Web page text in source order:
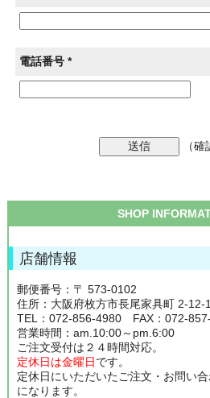
電話番号 *
（確
SHOP
店舗情報
郵便番号：〒 573-0102
住所：大阪府枚方市長尾家具町 2-12-
TEL：072-856-4980 FAX：072-
営業時間：am.10:00～pm.6:00
ご注文受付は２４時間対応。
定休日は金曜日です。
定休日にいただいたご注文・お問い
になります。